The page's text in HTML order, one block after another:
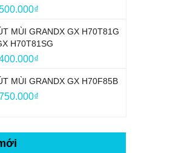
₫
MÙI GRANDX GX H70T81G
H70T81SG
₫
MÙI GRANDX GX H70F85B
₫